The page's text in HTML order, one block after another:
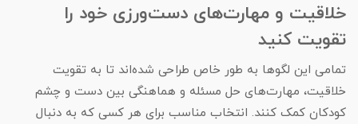
خلاقیت و مهارت‌های دست‌ورزی خود را
تقویت کنید
تمامی این لگوها به طور خاص طراحی شده‌اند تا به تقویت
خلاقیت، مهارت‌های حل مسئله و هماهنگی بین دست و چشم
کودکان کمک کنند. انتخاب مناسب برای هر کسی که به دنبال